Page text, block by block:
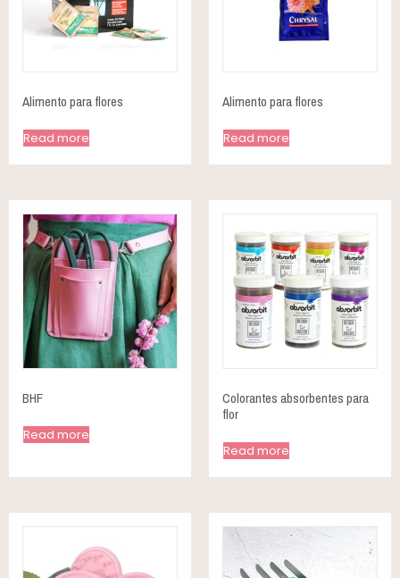
Alimento para flores
Read more
Alimento para flores
Read more
BHF
Read more
Colorantes absorbentes para
flor
Read more